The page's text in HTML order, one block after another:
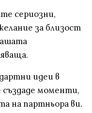
сериозни,
за близост
идеи в
моменти,
на партньора ви.